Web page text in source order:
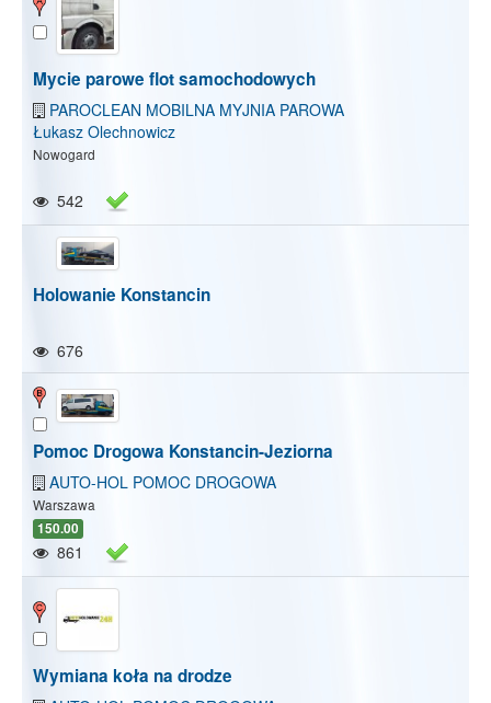
Pokaż/Ukryj mapę Pokaż/Ukryj wszystkie
Mycie parowe flot samochodowych
PAROCLEAN MOBILNA MYJNIA PAROWA
Łukasz Olechnowicz
Nowogard
542
Holowanie Konstancin
676
Pomoc Drogowa Konstancin-Jeziorna
AUTO-HOL POMOC DROGOWA
Warszawa
150.00
861
Wymiana koła na drodze